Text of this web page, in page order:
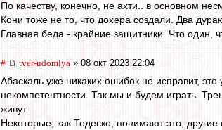
По качеству, конечно, не ахти.. в основном
Кони тоже не то, что дохера создали. Два
Главная беда - крайние защитники. Что один,
# tver-udomlya » 08 окт 2023 22:04
Абаскаль уже никаких ошибок не исправит,
некомпетентности. Так мы и будем играть.
живут.
Некоторые, как Тедеско, понимают это, другие